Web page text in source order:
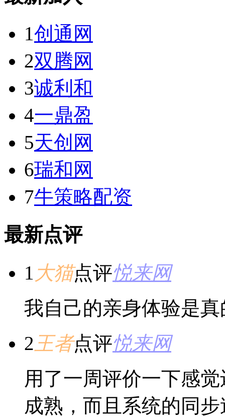
1创通网
2双腾网
3诚利和
4一鼎盈
5天创网
6瑞和网
7牛策略配资
最新点评
1 大猫点评悦来网
我自己的亲身体验是
2 王者点评悦来网
用了一周评价一下感
成熟，而且系统的同